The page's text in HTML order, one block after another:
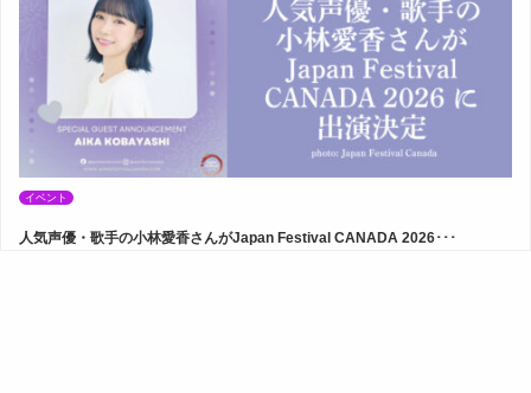
イベント
人気声優・歌手の小林愛香さんがJapan Festival CANADA 2026･･･